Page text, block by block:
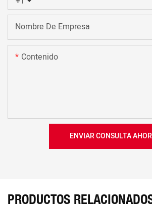
Nombre De Empresa
Contenido
ENVIAR CONSULTA
PRODUCTOS